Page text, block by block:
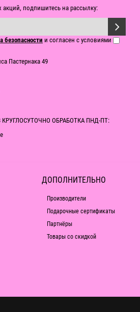
акций, подпишитесь на рассылку:
безопасности и согласен с условиями
Пастернака 49
ОБРАБОТКА ПНД-ПТ:
ДОПОЛНИТЕЛЬНО
Производители
Подарочные сертификаты
Партнёры
Товары со скидкой